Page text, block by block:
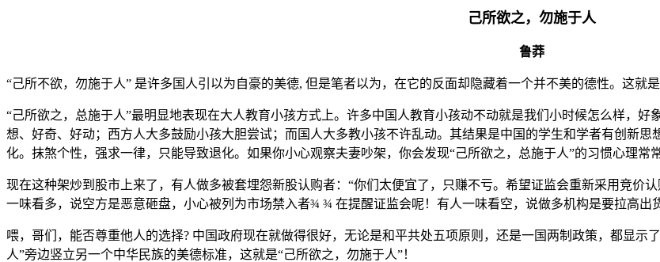
己所欲之，勿施于人
鲁莽
“己所不欲，勿施于人” 是许多国人引以为自豪的美德, 但是笔者以为，在它的反面却隐藏着一个并不美的德性。这就
“己所欲之，总施于人”最明显地表现在大人教育小孩方式上。许多中国人教育小孩动不动就是我们小时候怎么样，好
想、好奇、好动；西方人大多鼓励小孩大胆尝试；而国人大多教小孩不许乱动。其结果是中国的学生和学者有创新
化。抹煞个性，强求一律，只能导致退化。如果你小心观察夫妻吵架，你会发现“己所欲之，总施于人”的习惯心理常
现在这种架炒到股市上来了，有人做多被套埋怨新股认购者：“你们太便宜了，只赚不亏。希望证监会重新采用竞价
一味看多，说空方是恶意砸盘，小心被列为市场禁入者¾ ¾ 在提醒证监会呢！有人一味看空，说做多机构是要拉高出
喂，哥们，能否尊重他人的选择? 中国政府现在就做得很好，无论是和平共处五项原则，还是一国两制政策，都显示
人”旁边竖立另一个中华民族的美德标准，这就是“己所欲之，勿施于人”！